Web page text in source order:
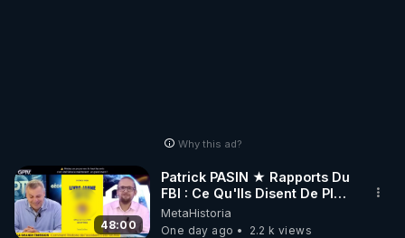
Why this ad?
48:00
Patrick PASIN ★ Rapports Du
FBI : Ce Qu'Ils Disent De Plus
Grave Sur Hitler
MetaHistoria
One day ago
2.2 k views